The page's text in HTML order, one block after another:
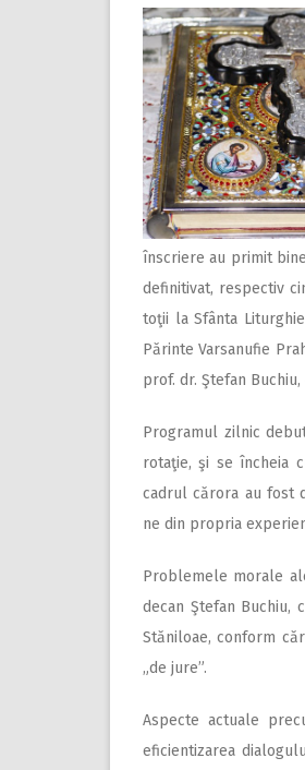
înscriere au primit
definitivat, respectiv
toţii la Sfânta
Părinte Varsanufie
prof. dr. Ştefan
Programul zilnic
rotaţie, şi se încheia
cadrul cărora au fost
ne din propria
Problemele morale
decan Ştefan Buchiu,
Stăniloae, conform
„de jure”.
Aspecte actuale
eficientizarea